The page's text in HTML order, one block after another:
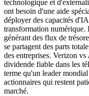
technologique et
ont besoin d'une aide
déployer des capacités
transformation numérique.
générant des flux de
se partagent des parts
des entreprises. Verizon
dividende fiable dans les
terme qu'un leader
actionnaires qui restent
marché.